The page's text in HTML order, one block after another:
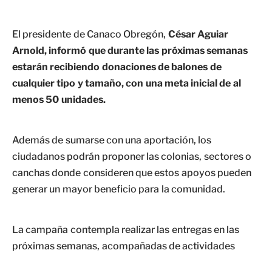
El presidente de Canaco Obregón, César Aguiar
Arnold, informó que durante las próximas semanas
estarán recibiendo donaciones de balones de
cualquier tipo y tamaño, con una meta inicial de al
menos 50 unidades.
Además de sumarse con una aportación, los
ciudadanos podrán proponer las colonias, sectores o
canchas donde consideren que estos apoyos pueden
generar un mayor beneficio para la comunidad.
La campaña contempla realizar las entregas en las
próximas semanas, acompañadas de actividades